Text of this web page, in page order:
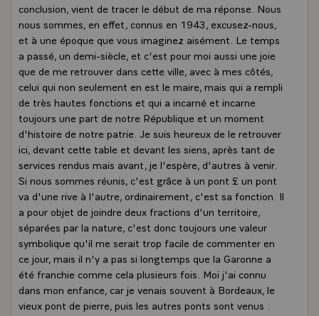
conclusion, vient de tracer le début de ma réponse. Nous
nous sommes, en effet, connus en 1943, excusez-nous,
et à une époque que vous imaginez aisément. Le temps
a passé, un demi-siècle, et c'est pour moi aussi une joie
que de me retrouver dans cette ville, avec à mes côtés,
celui qui non seulement en est le maire, mais qui a rempli
de très hautes fonctions et qui a incarné et incarne
toujours une part de notre République et un moment
d'histoire de notre patrie. Je suis heureux de le retrouver
ici, devant cette table et devant les siens, après tant de
services rendus mais avant, je l'espère, d'autres à venir.
Si nous sommes réunis, c'est grâce à un pont £ un pont
va d'une rive à l'autre, ordinairement, c'est sa fonction. Il
a pour objet de joindre deux fractions d'un territoire,
séparées par la nature, c'est donc toujours une valeur
symbolique qu'il me serait trop facile de commenter en
ce jour, mais il n'y a pas si longtemps que la Garonne a
été franchie comme cela plusieurs fois. Moi j'ai connu
dans mon enfance, car je venais souvent à Bordeaux, le
vieux pont de pierre, puis les autres ponts sont venus :